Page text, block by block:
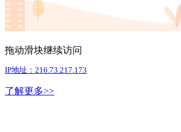
拖动滑块继续访问
IP地址：216.73.217.173
了解更多>>